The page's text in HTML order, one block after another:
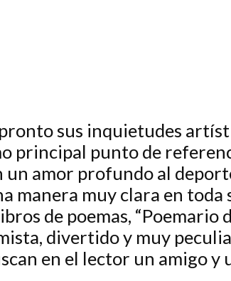
sus inquietudes
principal punto de
amor profundo al
manera muy clara en
de poemas, “Poemario
divertido y muy
en el lector un amigo y